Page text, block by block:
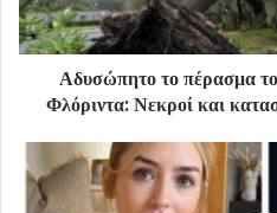
Αδυσώπητο το πέρασμα
Φλόριντα: Νεκροί και